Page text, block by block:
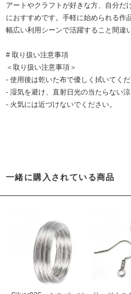
アートやクラフトが好きな方、自分だ
におすすめです。手軽に始められる作
幅広い利用シーンで活躍すること間違
# 取り扱い注意事項
＜取り扱い注意事項＞
- 使用後は乾いた布で優しく拭いてくだ
- 湿気を避け、直射日光の当たらない
- 火気には近づけないでください。
一緒に購入されている商品